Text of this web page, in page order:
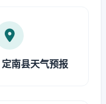
定南县天气预报